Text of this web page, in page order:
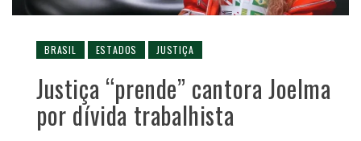
BRASIL ESTADOS JUSTIÇA
Justiça “prende” cantora Joelma
por dívida trabalhista